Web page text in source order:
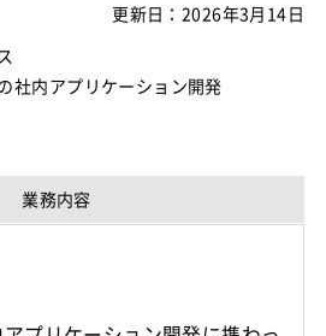
更新日：2026年3月14日
社内アプリケーション開発
業務内容